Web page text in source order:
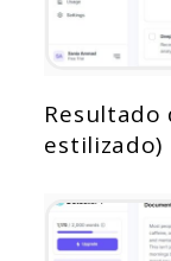
Resultado
estilizado)